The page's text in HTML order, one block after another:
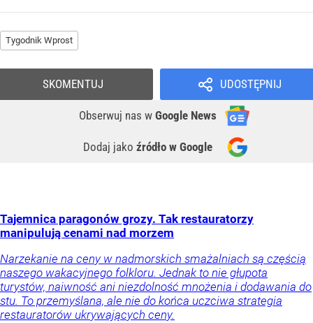
Tygodnik Wprost
UDOSTĘPNIJ
Obserwuj nas w Google News
Dodaj jako źródło w Google
SKOMENTUJ
Tajemnica paragonów grozy. Tak restauratorzy
manipulują cenami nad morzem
Narzekanie na ceny w nadmorskich smażalniach są częścią
naszego wakacyjnego folkloru. Jednak to nie głupota
turystów, naiwność ani niezdolność mnożenia i dodawania do
stu. To przemyślana, ale nie do końca uczciwa strategia
restauratorów ukrywających ceny.